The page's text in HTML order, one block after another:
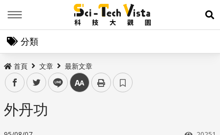
展
分類
首頁 文章 最新文章
facebooktwitter line 中
外丹功